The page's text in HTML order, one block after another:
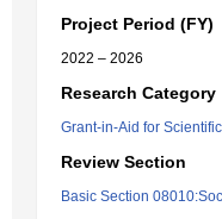
Project Period (FY)
2022 – 2026
Research Category
Grant-in-Aid for
Review Section
Basic Section